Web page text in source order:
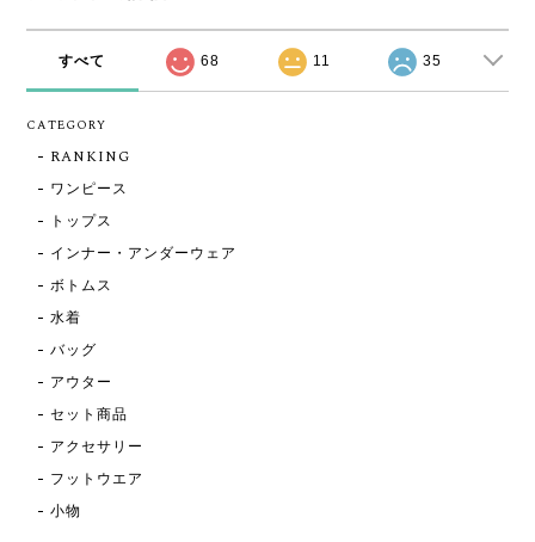
すべて 68 11 35
CATEGORY
RANKING
ワンピース
トップス
インナー・アンダーウェア
ボトムス
水着
バッグ
アウター
セット商品
アクセサリー
フットウエア
小物